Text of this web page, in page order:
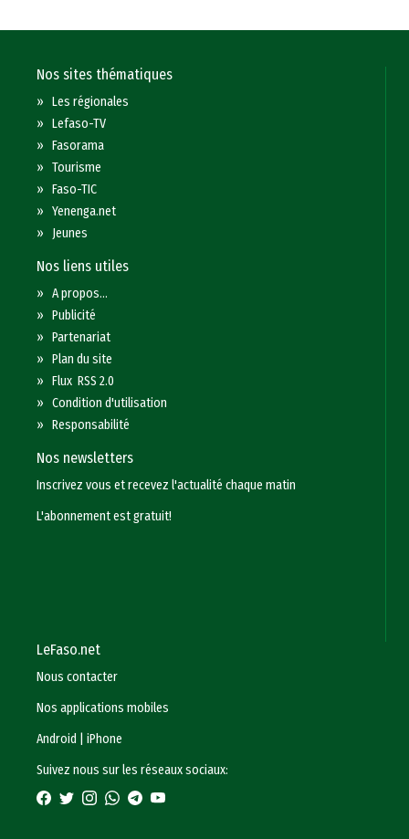
Nos sites thématiques
»Les régionales
»Lefaso-TV
»Fasorama
»Tourisme
»Faso-TIC
»Yenenga.net
» Jeunes
Nos liens utiles
»A propos...
»Publicité
»Partenariat
»Plan du site
»Flux RSS 2.0
»Condition d'utilisation
»Responsabilité
Nos newsletters
Inscrivez vous et recevez l'actualité chaque matin
L'abonnement est gratuit!
LeFaso.net
Nous contacter
Nos applications mobiles
Android
|iPhone
Suivez nous sur les réseaux sociaux: